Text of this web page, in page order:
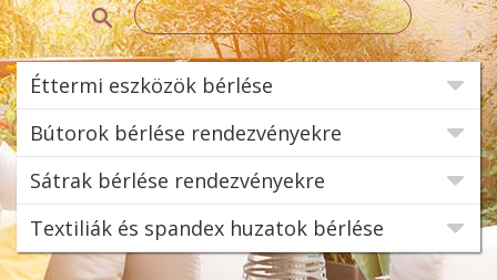
Éttermi eszközök bérlése
Bútorok bérlése rendezvényekre
Sátrak bérlése rendezvényekre
Textiliák és spandex huzatok bérlése